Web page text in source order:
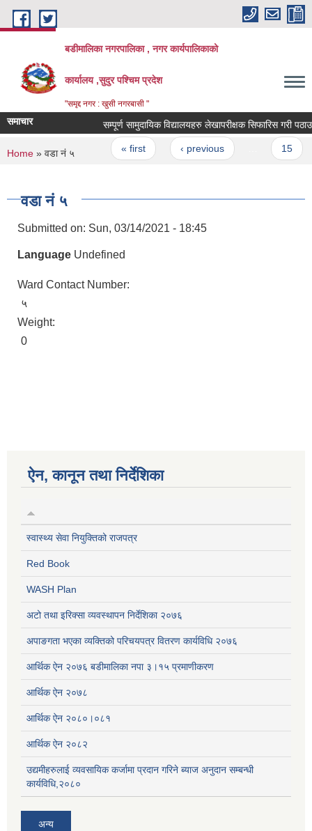
Skip to main content
बडीमालिका नगरपालिका , नगर कार्यपालिकाको
कार्यालय ,सुदुर पश्चिम प्रदेश
"समृद्द नगर : खुसी नगरबासी "
समाचार सम्पूर्ण सामुदायिक विद्यालयहरु लेखापरीक्षक सिफारिस गरी
Pages
« first ‹ previous 15
You are here
Home » वडा नं ५
वडा नं ५
Submitted on: Sun, 03/14/2021 - 18:45
Language Undefined
Ward Contact Number:
५
Weight:
0
ऐन, कानून तथा निर्देशिका
स्वास्थ्य सेवा नियुक्तिको राजपत्र
Red Book
WASH Plan
अटो तथा इरिक्सा व्यवस्थापन निर्देशिका २०७६
अपाङगता भएका व्यक्तिको परिचयपत्र वितरण कार्यविधि २०७६
आर्थिक ऐन २०७६ बडीमालिका नपा ३।१५ प्रमाणीकरण
आर्थिक ऐन २०७८
आर्थिक ऐन २०८०।०८१
आर्थिक ऐन २०८२
उद्यमीहरुलाई व्यवसायिक कर्जामा प्रदान गरिने ब्याज अनुदान सम्बन्धी
कार्यविधि,२०८०
अन्य